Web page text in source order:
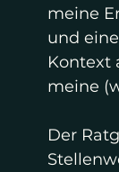
meine
und
Kontext
meine
Der